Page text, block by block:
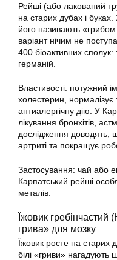
Рейші (або лакований
на старих дубах і буках.
його називають
варіант нічим не
400 біоактивних сполук:
германій.
Властивості: потужний
холестерин,
антиалергічну дію. У
лікування бронхітів,
дослідження доводять,
артриті та покращує
Застосування: чай або
Карпатський рейші
металів.
Їжовик
грива» для мозку
Їжовик росте на старих
білі «гриви» нагадують